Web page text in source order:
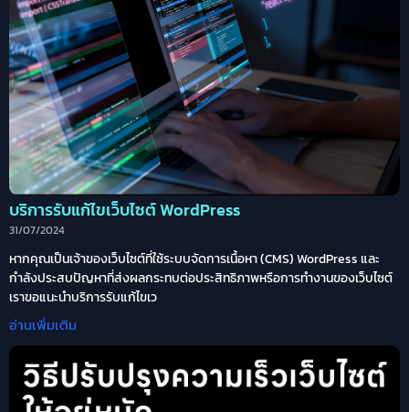
บริการรับแก้ไขเว็บไซต์ WordPress
31/07/2024
หากคุณเป็นเจ้าของเว็บไซต์ที่ใช้ระบบจัดการเนื้อหา (CMS) WordPress และ
กำลังประสบปัญหาที่ส่งผลกระทบต่อประสิทธิภาพหรือการทำงานของเว็บไซต์
เราขอแนะนำบริการรับแก้ไขเว
อ่านเพิ่มเติม